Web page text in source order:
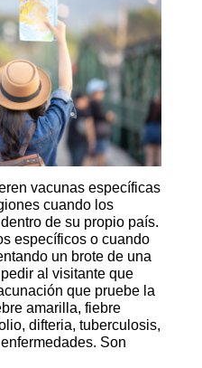
vacunas específicas
cuando los
de su propio país.
específicos o cuando
un brote de una
al visitante que
que pruebe la
amarilla, fiebre
difteria, tuberculosis,
Son